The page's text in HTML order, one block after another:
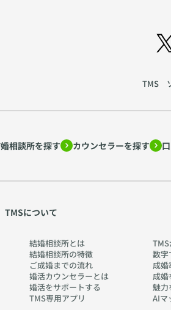
TMS
相談所を探す カウンセラーを探す
TMSについて
結婚相談所とは
結婚相談所の特徴
ご成婚までの流れ
婚活カウンセラーとは
婚活をサポートする
TMS専用アプリ
数字
成婚
成
魅力
AIマ